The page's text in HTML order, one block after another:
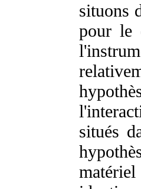
situons
pour le
situés